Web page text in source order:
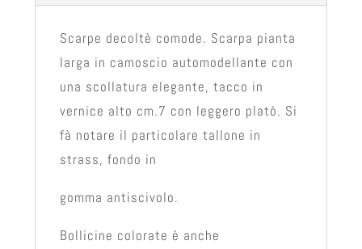
Scarpe decoltè comode. Scarpa pianta
larga in camoscio automodellante con
una scollatura elegante, tacco in
vernice alto cm.7 con leggero platò. Si
fà notare il particolare tallone in
strass, fondo in
gomma antiscivolo.
Bollicine colorate è anche